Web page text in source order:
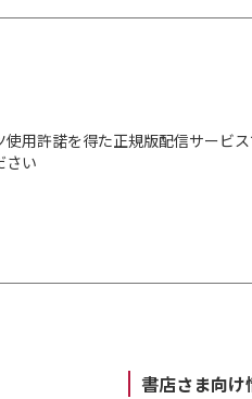
許諾を得た正規版配信サービ
さい
書店さま向け